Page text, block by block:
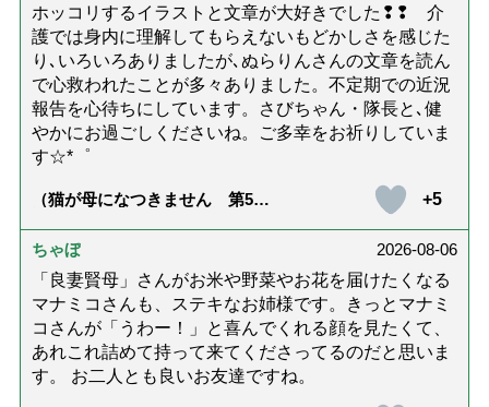
ホッコリするイラストと文章が大好きでした❢❢ 介
護では身内に理解してもらえないもどかしさを感じた
り､いろいろありましたが､ぬらりんさんの文章を読ん
で心救われたことが多々ありました。不定期での近況
報告を心待ちにしています。さびちゃん・隊長と､健
やかにお過ごしくださいね。ご多幸をお祈りしていま
す☆*゜
（猫が母になつきません 第500
+5
ちゃぼ
2026-08-06
「良妻賢母」さんがお米や野菜やお花を届けたくなる
マナミコさんも、ステキなお姉様です。きっとマナミ
コさんが「うわー！」と喜んでくれる顔を見たくて、
あれこれ詰めて持って来てくださってるのだと思いま
す。 お二人とも良いお友達ですね。